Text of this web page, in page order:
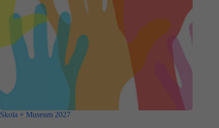
Skola + Museum 2027